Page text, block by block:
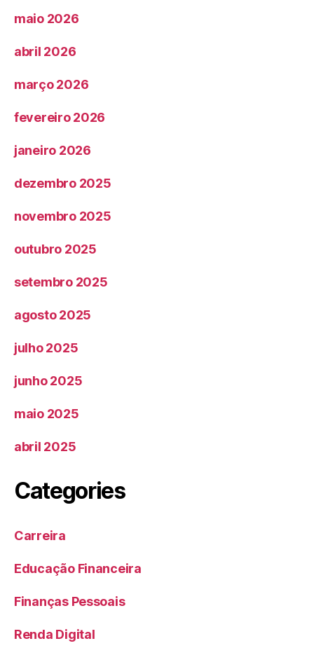
maio 2026
abril 2026
março 2026
fevereiro 2026
janeiro 2026
dezembro 2025
novembro 2025
outubro 2025
setembro 2025
agosto 2025
julho 2025
junho 2025
maio 2025
abril 2025
Categories
Carreira
Educação Financeira
Finanças Pessoais
Renda Digital